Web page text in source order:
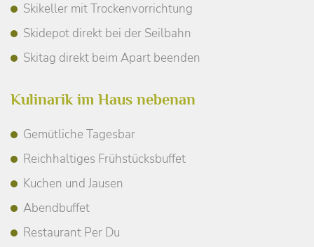
Skikeller mit Trockenvorrichtung
Skidepot direkt bei der Seilbahn
Skitag direkt beim Apart beenden
Kulinarik im Haus nebenan
Gemütliche Tagesbar
Reichhaltiges Frühstücksbuffet
Kuchen und Jausen
Abendbuffet
Restaurant Per Du